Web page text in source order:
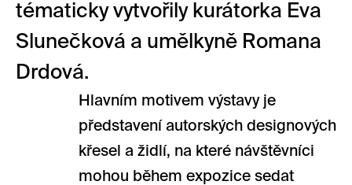
tématicky vytvořily kurátorka Eva
Slunečková a umělkyně Romana
Drdová.
Hlavním motivem výstavy je
představení autorských designových
křesel a židlí, na které návštěvníci
mohou během expozice sedat